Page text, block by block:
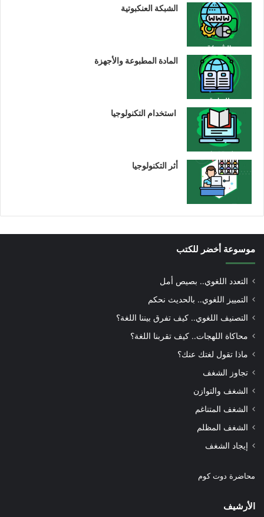
الشبكة العنكبوتية
المادة المطبوعة والأجهزة
استخدام التكنولوجيا
أثر التكنولوجيا
موسوعة أخضر للكتب
التعدد اللغوي.. بصيص أمل
التمييز اللغوي.. بالحديث نحكم
التصنيف اللغوي.. كيف تفرق بيننا اللغة؟
محاكاة اللهجات.. كيف تقربنا اللغة؟
ماذا تقول لغتك عنك؟
تجاوز الشغف
الشغف والتوازن
الشغف المتناغم
الشغف المظلم
إيجاد الشغف
محاضرة دوت كوم
الأرشيف